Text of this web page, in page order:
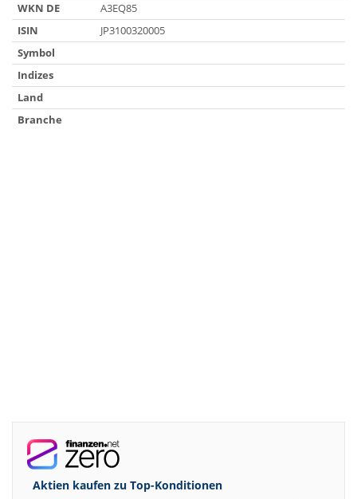
WKN DE
A3EQ85
ISIN
JP3100320005
Symbol
Indizes
Land
Branche
Aktien kaufen zu Top-Konditionen